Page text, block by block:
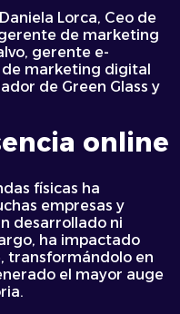
Lorca, Ceo de
de marketing
gerente e-
marketing digital
de Green Glass y
online
físicas ha
empresas y
desarrollado ni
ha impactado
transformándolo en
el mayor auge